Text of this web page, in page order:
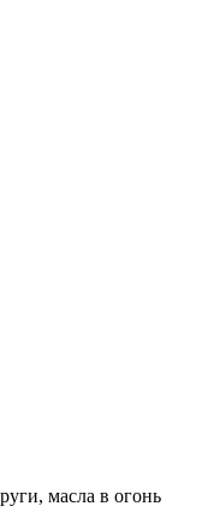
масла в огонь